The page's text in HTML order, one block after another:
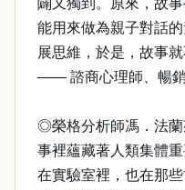
闢又獨到。原來，故
能用來做為親子對話
展思維，於是，故事
—— 諮商心理師、暢
◎榮格分析師馮．法蘭
事裡蘊藏著人類集體
在實驗室裡，也在那